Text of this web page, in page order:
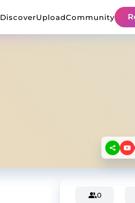
DiscoverUploadCommunity
0